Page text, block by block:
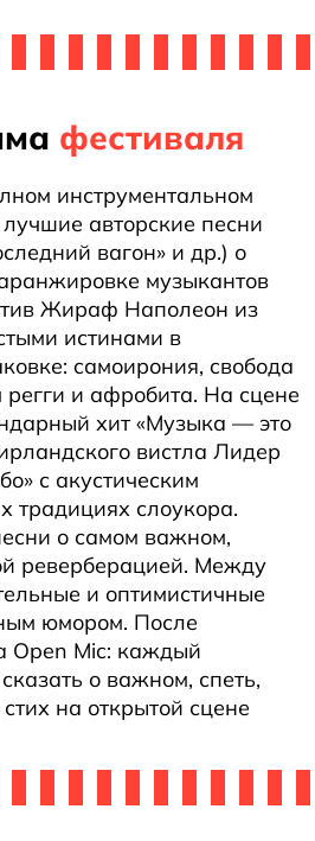
фестиваля
инструментальном
авторские песни
вагон» и др.) о
музыкантов
Жираф Наполеон из
истинами в
cамоирония, cвобода
и афробита. На сцене
хит «Музыка — это
вистла Лидер
с акустическим
традициях слоукора.
о самом важном,
реверберацией. Между
и оптимистичные
юмором. После
Open Mic: каждый
о важном, спеть,
на открытой сцене